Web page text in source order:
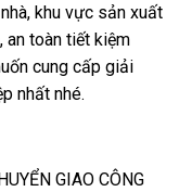
khu vực sản xuất
toàn tiết kiệm
cung cấp giải
nhất nhé.
GIAO CÔNG